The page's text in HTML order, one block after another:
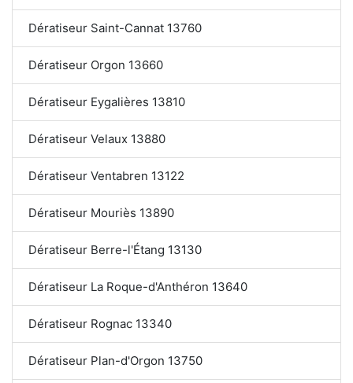
Dératiseur Saint-Cannat 13760
Dératiseur Orgon 13660
Dératiseur Eygalières 13810
Dératiseur Velaux 13880
Dératiseur Ventabren 13122
Dératiseur Mouriès 13890
Dératiseur Berre-l'Étang 13130
Dératiseur La Roque-d'Anthéron 13640
Dératiseur Rognac 13340
Dératiseur Plan-d'Orgon 13750